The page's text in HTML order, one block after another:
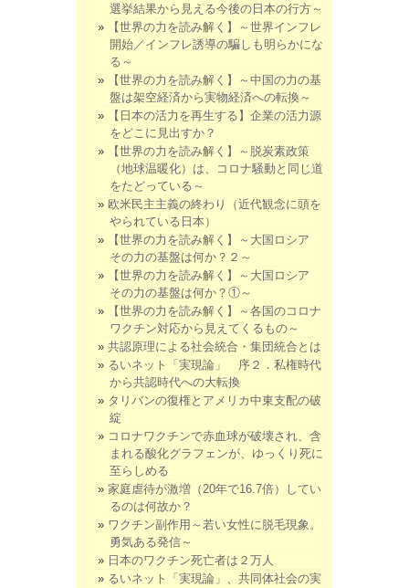
選挙結果から見える今後の日本の行方～
【世界の力を読み解く】～世界インフレ
開始／インフレ誘導の騙しも明らかにな
る～
【世界の力を読み解く】～中国の力の基
盤は架空経済から実物経済への転換～
【日本の活力を再生する】企業の活力源
をどこに見出すか？
【世界の力を読み解く】～脱炭素政策
（地球温暖化）は、コロナ騒動と同じ道
をたどっている～
欧米民主主義の終わり（近代観念に頭を
やられている日本）
【世界の力を読み解く】～大国ロシア
その力の基盤は何か？２～
【世界の力を読み解く】～大国ロシア
その力の基盤は何か？①～
【世界の力を読み解く】～各国のコロナ
ワクチン対応から見えてくるもの～
共認原理による社会統合・集団統合とは
るいネット「実現論」 序２．私権時代
から共認時代への大転換
タリバンの復権とアメリカ中東支配の破
綻
コロナワクチンで赤血球が破壊され、含
まれる酸化グラフェンが、ゆっくり死に
至らしめる
家庭虐待が激増（20年で16.7倍）してい
るのは何故か？
ワクチン副作用～若い女性に脱毛現象。
勇気ある発信～
日本のワクチン死亡者は２万人
るいネット「実現論」、共同体社会の実